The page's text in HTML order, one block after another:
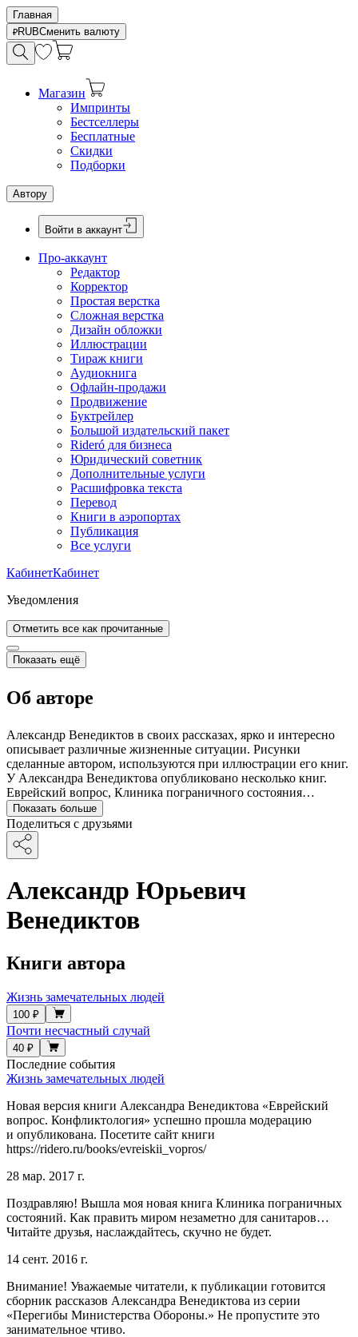
Главная
RUBСменить валюту
Магазин
Импринты
Бестселлеры
Бесплатные
Скидки
Подборки
Автору
Войти в аккаунт
Про-аккаунт
Редактор
Корректор
Простая верстка
Сложная верстка
Дизайн обложки
Иллюстрации
Тираж книги
Аудиокнига
Офлайн-продажи
Продвижение
Буктрейлер
Большой издательский пакет
Rideró для бизнеса
Юридический советник
Дополнительные услуги
Расшифровка текста
Перевод
Книги в аэропортах
Публикация
Все услуги
КабинетКабинет
Уведомления
Отметить все как прочитанные
Показать ещё
Об авторе
Александр Венедиктов в своих рассказах, ярко и интересно
описывает различные жизненные ситуации. Рисунки
сделанные автором, используются при иллюстрации его книг.
У Александра Венедиктова опубликовано несколько книг.
Еврейский вопрос, Клиника пограничного состояния…
Показать больше
Поделиться с друзьями
Александр Юрьевич
Венедиктов
Книги автора
Жизнь замечательных людей
100 ₽
Почти несчастный случай
40 ₽
Последние события
Жизнь замечательных людей
Новая версия книги Александра Венедиктова «Еврейский
вопрос. Конфликтология» успешно прошла модерацию
и опубликована. Посетите сайт книги
https://ridero.ru/books/evreiskii_vopros/
28 мар. 2017 г.
Поздравляю! Вышла моя новая книга Клиника пограничных
состояний. Как править миром незаметно для санитаров…
Читайте друзья, наслаждайтесь, скучно не будет.
14 сент. 2016 г.
Внимание! Уважаемые читатели, к публикации готовится
сборник рассказов Александра Венедиктова из серии
«Перегибы Министерства Обороны.» Не пропустите это
занимательное чтиво.